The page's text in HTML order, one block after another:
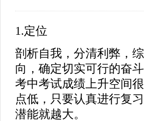
1.定位
剖析自我，分清利弊，
向，确定切实可行的奋
考中考试成绩上升空间
点低，只要认真进行复
潜能就越大。